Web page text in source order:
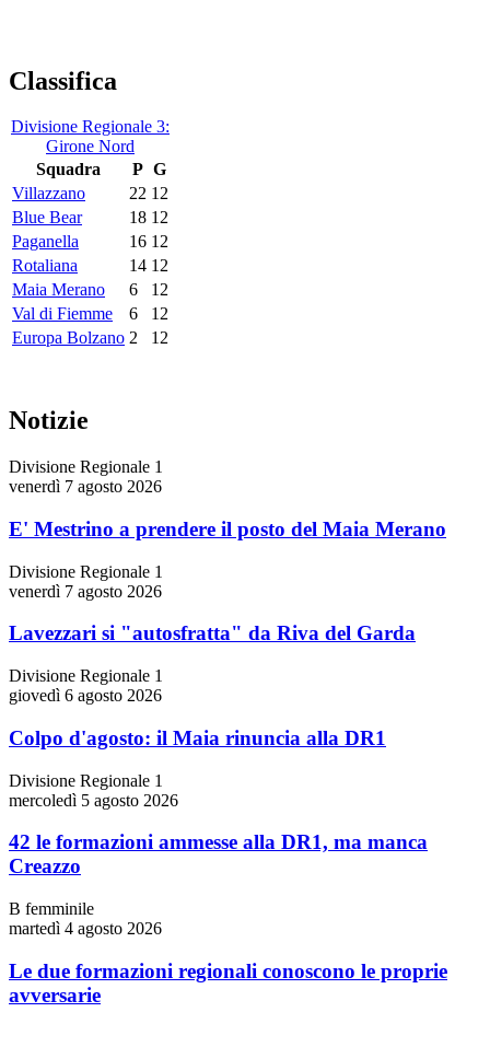
Classifica
Divisione Regionale 3:
Girone Nord
Squadra
P G
Villazzano
22 12
Blue Bear
18 12
Paganella
16 12
Rotaliana
14 12
Maia Merano
6
12
Val di Fiemme
6
12
Europa Bolzano 2 12
Notizie
Divisione Regionale 1
venerdì 7 agosto 2026
E' Mestrino a prendere il posto del Maia Merano
Divisione Regionale 1
venerdì 7 agosto 2026
Lavezzari si "autosfratta" da Riva del Garda
Divisione Regionale 1
giovedì 6 agosto 2026
Colpo d'agosto: il Maia rinuncia alla DR1
Divisione Regionale 1
mercoledì 5 agosto 2026
42 le formazioni ammesse alla DR1, ma manca
Creazzo
B femminile
martedì 4 agosto 2026
Le due formazioni regionali conoscono le proprie
avversarie